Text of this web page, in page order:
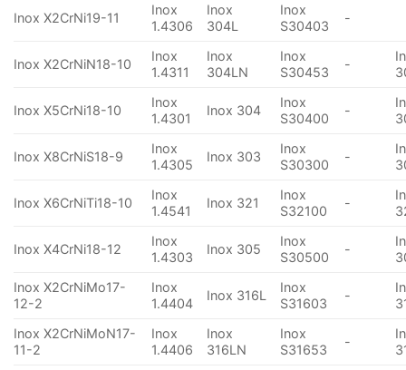
Inox X2CrNi19-11
Inox
1.4306
Inox
304L
Inox
S30403
-
Inox X2CrNiN18-10
Inox
1.4311
Inox
304LN
Inox
S30453
-
Inox X5CrNi18-10
Inox
1.4301
Inox 304
Inox
S30400
-
Inox X8CrNiS18-9
Inox
1.4305
Inox 303
Inox
S30300
-
Inox X6CrNiTi18-10
Inox
1.4541
Inox 321
Inox
S32100
-
Inox X4CrNi18-12
Inox
1.4303
Inox 305
Inox
S30500
-
Inox X2CrNiMo17-
12-2
Inox
1.4404
Inox 316L
Inox
S31603
-
Inox X2CrNiMoN17-
11-2
Inox
1.4406
Inox
316LN
Inox
S31653
-